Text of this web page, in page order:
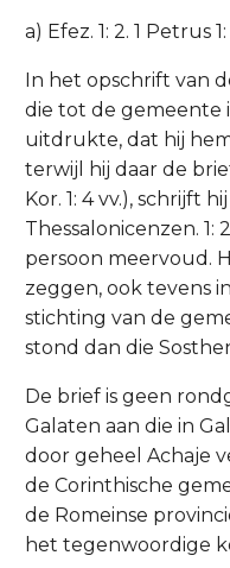
a) Efez. 1: 2. 1 Petrus 1:
In het opschrift van
die tot de gemeente
uitdrukte, dat hij
terwijl hij daar de
Kor. 1: 4 vv.), schrijft
Thessalonicenzen. 1:
persoon meervoud.
zeggen, ook tevens
stichting van de
stond dan die
De brief is geen
Galaten aan die in
door geheel Achaje
de Corinthische
de Romeinse
het tegenwoordige